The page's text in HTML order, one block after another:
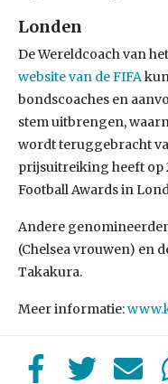
Londen
De Wereldcoach van
website van de FIFA
bondscoaches en
stem uitbrengen,
wordt teruggebracht
prijsuitreiking heeft op
Football Awards in
Andere
(Chelsea vrouwen) en
Takakura.
Meer informatie: